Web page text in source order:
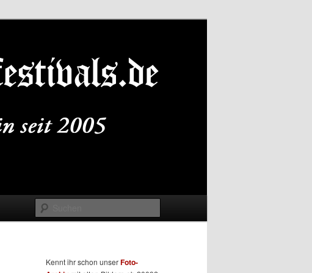
Kennt ihr schon unserFoto-